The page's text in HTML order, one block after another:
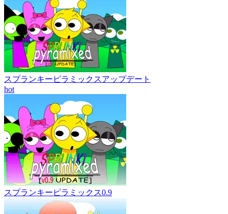
スプランキーピラミックスアップデート
hot
スプランキーピラミックス0.9